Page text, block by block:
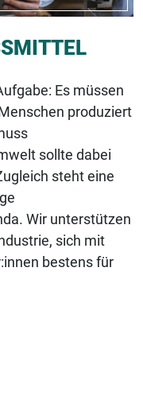
Es müssen
produziert
sollte dabei
steht eine
Wir unterstützen
sich mit
bestens für